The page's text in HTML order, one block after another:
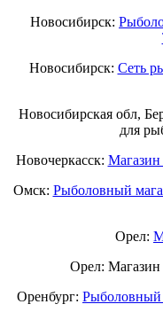
Новосибирск:
Новосибирск: Сеть
Новосибирская обл,
для
Новочеркасск: Магазин
Омск: Рыболовный
Орел:
Орел:
Оренбург: Рыболовный